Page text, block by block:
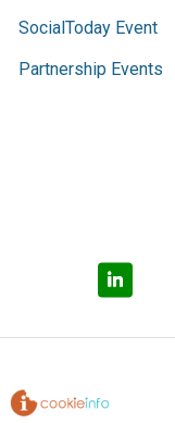
SocialToday Event
Partnership Events